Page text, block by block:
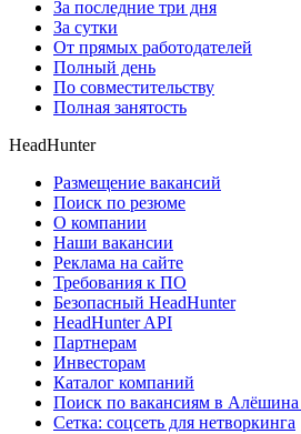
За последние три дня
За сутки
От прямых работодателей
Полный день
По совместительству
Полная занятость
HeadHunter
Размещение вакансий
Поиск по резюме
О компании
Наши вакансии
Реклама на сайте
Требования к ПО
Безопасный HeadHunter
HeadHunter API
Партнерам
Инвесторам
Каталог компаний
Поиск по вакансиям в
Сетка: соцсеть для нетворкинга